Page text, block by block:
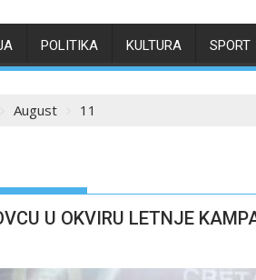
POLITIKA KULTURA SPORT
August 11
U OKVIRU LETNJE